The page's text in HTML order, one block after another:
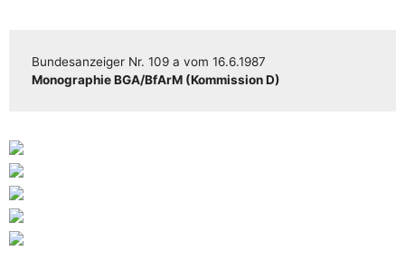
Bun­des­an­zei­ger Nr. 109 a vom 16.6.1987
Mono­gra­phie BGA/​​BfArM (Kom­mis­si­on D)